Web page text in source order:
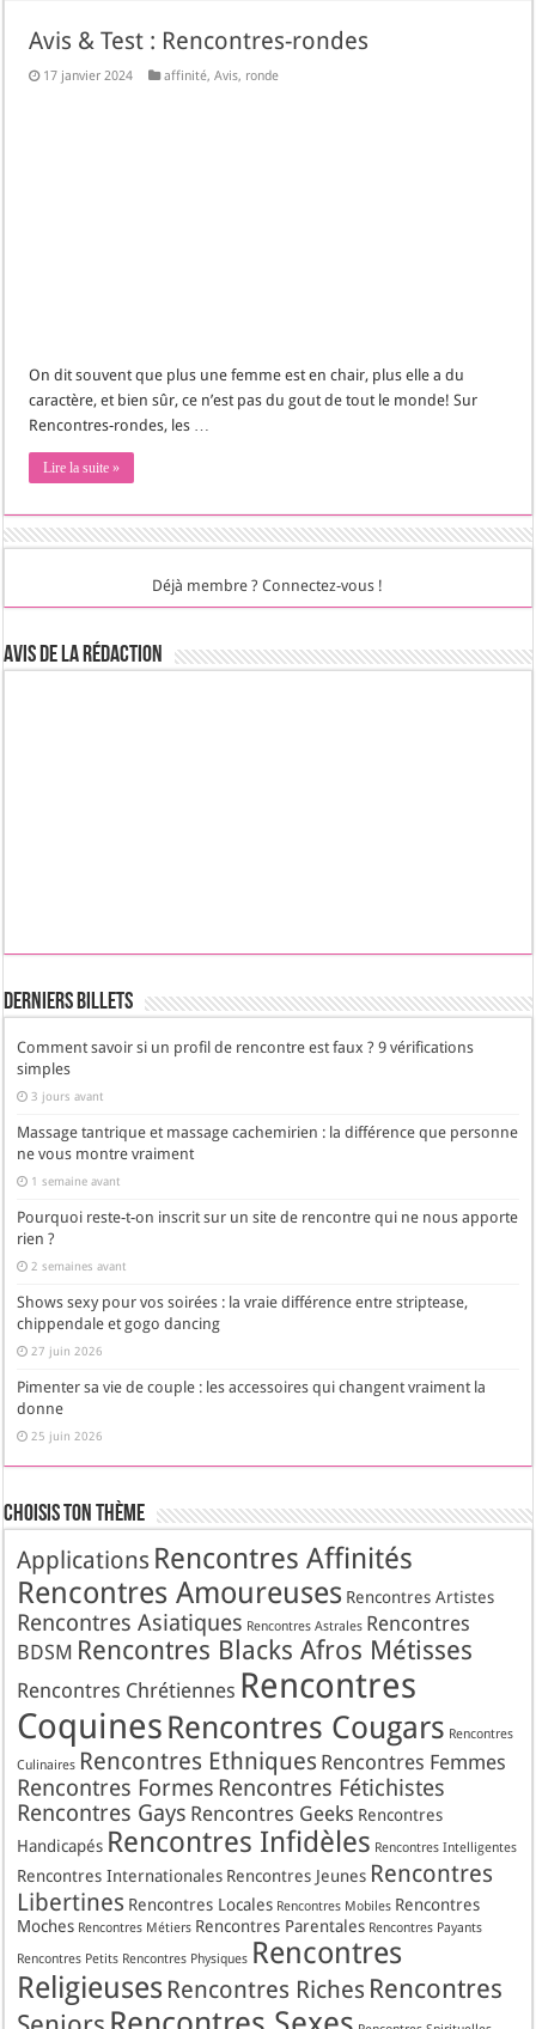
Avis & Test : Rencontres-rondes
17 janvier 2024 affinité,Avis, ronde
On dit souvent que plus une femme est en chair, plus elle a du
caractère, et bien sûr, ce n’est pas du gout de tout le monde! Sur
Rencontres-rondes, les …
Lire la suite »
Déjà membre ? Connectez-vous !
Avis de la rédaction
Derniers Billets
Comment savoir si un profil de rencontre est faux ? 9 vérifications
simples
3 jours avant
Massage tantrique et massage cachemirien : la différence que personne
ne vous montre vraiment
1 semaine avant
Pourquoi reste-t-on inscrit sur un site de rencontre qui ne nous apporte
rien ?
2 semaines avant
Shows sexy pour vos soirées : la vraie différence entre striptease,
chippendale et gogo dancing
27 juin 2026
Pimenter sa vie de couple : les accessoires qui changent vraiment la
donne
25 juin 2026
Choisis Ton Thème
Applications Rencontres Affinités
Rencontres Amoureuses Rencontres Artistes
Rencontres Asiatiques Rencontres Astrales Rencontres
BDSM Rencontres Blacks Afros Métisses
Rencontres Chrétiennes Rencontres
Coquines Rencontres Cougars Rencontres
Culinaires Rencontres Ethniques Rencontres Femmes
Rencontres Formes Rencontres Fétichistes
Rencontres Gays Rencontres Geeks Rencontres
Handicapés Rencontres Infidèles Rencontres Intelligentes
Rencontres Internationales Rencontres Jeunes Rencontres
Libertines Rencontres Locales Rencontres Mobiles Rencontres
Moches Rencontres Métiers Rencontres Parentales Rencontres Payants
Rencontres Petits Rencontres Physiques Rencontres
Religieuses Rencontres Riches Rencontres